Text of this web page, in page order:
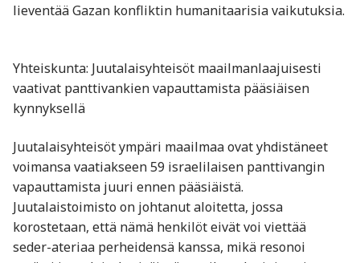
lieventää Gazan konfliktin humanitaarisia vaikutuksia.
Yhteiskunta: Juutalaisyhteisöt maailmanlaajuisesti
vaativat panttivankien vapauttamista pääsiäisen
kynnyksellä
Juutalaisyhteisöt ympäri maailmaa ovat yhdistäneet
voimansa vaatiakseen 59 israelilaisen panttivangin
vapauttamista juuri ennen pääsiäistä.
Juutalaistoimisto on johtanut aloitetta, jossa
korostetaan, että nämä henkilöt eivät voi viettää
seder-ateriaa perheidensä kanssa, mikä resonoi